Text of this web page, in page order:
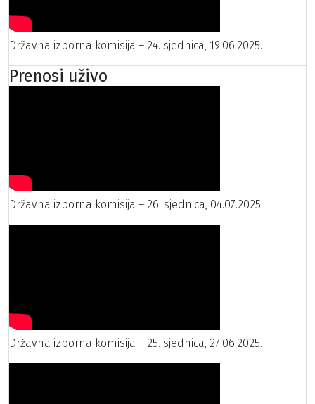
Državna izborna komisija – 24. sjednica, 19.06.2025.
Prenosi uživo
Državna izborna komisija – 26. sjednica, 04.07.2025.
Državna izborna komisija – 25. sjednica, 27.06.2025.